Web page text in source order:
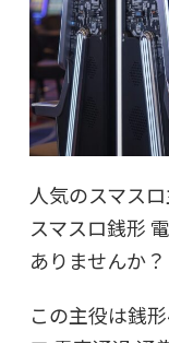
人気のスマス
スマスロ銭形
ありませんか？
この主役は銭